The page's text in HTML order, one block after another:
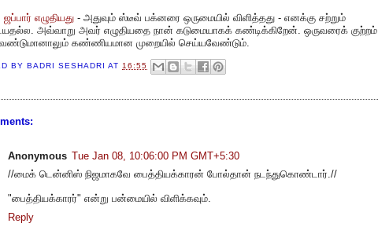
எழுதியது - அதுவும் ஸ்டீவ் பக்னரை ஒருமையில் விளித்தது - எனக்கு சற்றும்
அவ்வாறு அவர் எழுதியதை நான் கடுமையாகக் கண்டிக்கிறேன். ஒருவரைக் குற்றம்
கண்ணியமான முறையில் செய்யவேண்டும்.
BY BADRI SESHADRI AT16:55
Anonymous Tue Jan 08, 10:06:00 PM GMT+5:30
//மைக் டென்னிஸ் நிஜமாகவே பைத்தியக்காரன் போல்தான் நடந்துகொண்டார்.//
"பைத்தியக்காரர்" என்று பன்மையில் விளிக்கவும்.
Reply